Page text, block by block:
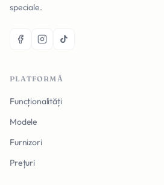
speciale.
PLATFORMĂ
Funcționalități
Modele
Furnizori
Prețuri